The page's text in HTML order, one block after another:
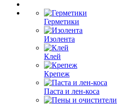
Герметики
Изолента
Клей
Крепеж
Паста и лен-коса